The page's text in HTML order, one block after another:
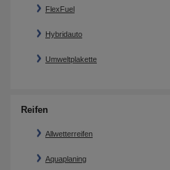
FlexFuel
Hybridauto
Umweltplakette
Reifen
Allwetterreifen
Aquaplaning